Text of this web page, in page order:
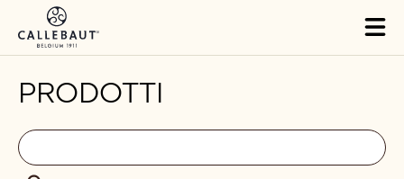
PRODOTTI
Filters
Filters:
search
Cerca